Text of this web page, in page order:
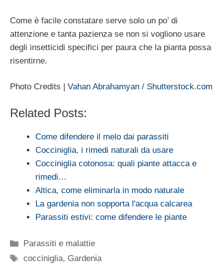
Come è facile constatare serve solo un po’ di
attenzione e tanta pazienza se non si vogliono usare
degli insetticidi specifici per paura che la pianta possa
risentirne.
Photo Credits | Vahan Abrahamyan / Shutterstock.com
Related Posts:
Come difendere il melo dai parassiti
Cocciniglia, i rimedi naturali da usare
Cocciniglia cotonosa: quali piante attacca e
rimedi…
Altica, come eliminarla in modo naturale
La gardenia non sopporta l'acqua calcarea
Parassiti estivi: come difendere le piante
Categorie
Parassiti e malattie
Tag
cocciniglia, Gardenia